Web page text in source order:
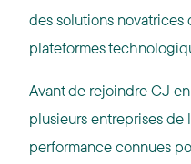
des solutions novatrices
plateformes
Avant de rejoindre CJ
plusieurs entreprises
performance connues